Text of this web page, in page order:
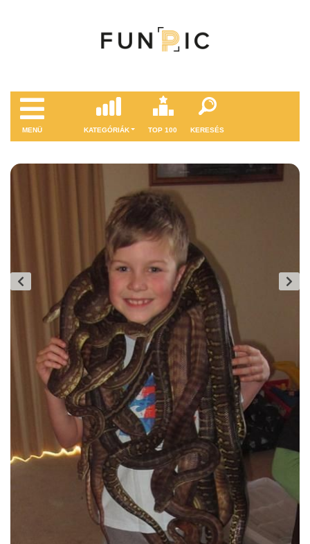
MENÜ KATEGÓRIÁK TOP 100 KERESÉS